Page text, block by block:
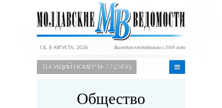
СБ, 8 АВГУСТА, 2026 Выходит еженедельно с 2000 года
ТЕКУЩИЙ НОМЕР № 27 (2450)
Общество